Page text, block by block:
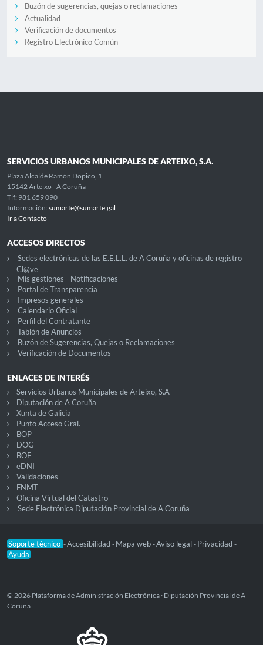
Buzón de sugerencias, quejas o reclamaciones
Actualidad
Verificación de documentos
Registro Electrónico Común
SERVICIOS URBANOS MUNICIPALES DE ARTEIXO, S.A.
Plaza Alcalde Ramón Dopico, 1
15142 Arteixo - A Coruña
Tlf: 981 659 090
Información: sumarte@sumarte.gal
Ir a Contacto
ACCESOS DIRECTOS
Sedes electrónicas de las E.E.L.L. de A Coruña y oficinas de registro
Cl@ve
Mis gestiones - Notificaciones
Portal de Transparencia
Impresos generales
Calendario Oficial
Perfil del Contratante
Tablón de Anuncios
Buzón de Sugerencias, Quejas o Reclamaciones
Verificación de Documentos
ENLACES DE INTERÉS
Servicios Urbanos Municipales de Arteixo, S.A
Diputación de A Coruña
Xunta de Galicia
Punto Acceso Gral.
BOP
DOG
BOE
eDNI
Validaciones
FNMT
Oficina Virtual del Catastro
Sede Electrónica Diputación Provincial de A Coruña
Soporte técnico -Accesibilidad - Mapa web -Aviso legal - Privacidad -
Ayuda
© 2026 Plataforma de Administración Electrónica · Diputación Provincial de A
Coruña